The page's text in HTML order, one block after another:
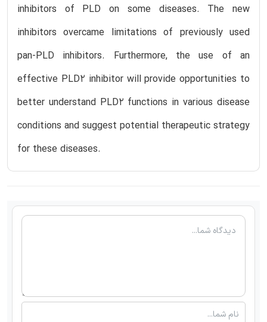
inhibitors of PLD on some diseases. The new
inhibitors overcame limitations of previously used
pan-PLD inhibitors. Furthermore, the use of an
effective PLD2 inhibitor will provide opportunities to
better understand PLD2 functions in various disease
conditions and suggest potential therapeutic strategy
for these diseases.